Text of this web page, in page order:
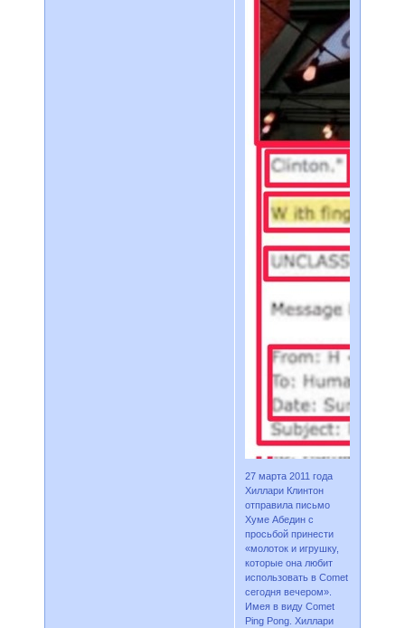
27 марта 2011 года
Хиллари Клинтон
отправила письмо
Хуме Абедин с
просьбой принести
«молоток и игрушку,
которые она любит
использовать в Comet
сегодня вечером».
Имея в виду Comet
Ping Pong. Хиллари